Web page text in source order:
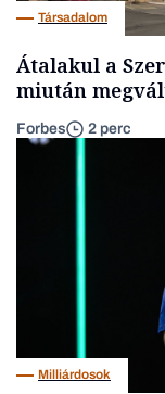
Társadalom
Átalakul a
miután
Forbes 2 perc
Milliárdosok